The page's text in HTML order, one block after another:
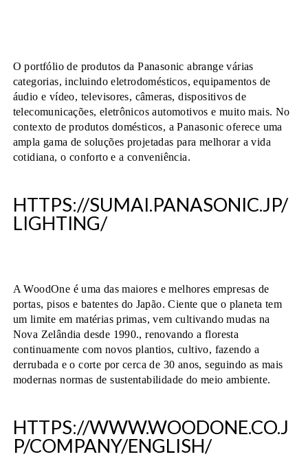
O portfólio de produtos da Panasonic abrange várias
categorias, incluindo eletrodomésticos, equipamentos de
áudio e vídeo, televisores, câmeras, dispositivos de
telecomunicações, eletrônicos automotivos e muito mais. No
contexto de produtos domésticos, a Panasonic oferece uma
ampla gama de soluções projetadas para melhorar a vida
cotidiana, o conforto e a conveniência.
HTTPS://SUMAI.PANASONIC.JP/
LIGHTING/
A WoodOne é uma das maiores e melhores empresas de
portas, pisos e batentes do Japão. Ciente que o planeta tem
um limite em matérias primas, vem cultivando mudas na
Nova Zelândia desde 1990., renovando a floresta
continuamente com novos plantios, cultivo, fazendo a
derrubada e o corte por cerca de 30 anos, seguindo as mais
modernas normas de sustentabilidade do meio ambiente.
HTTPS://WWW.WOODONE.CO.J
P/COMPANY/ENGLISH/